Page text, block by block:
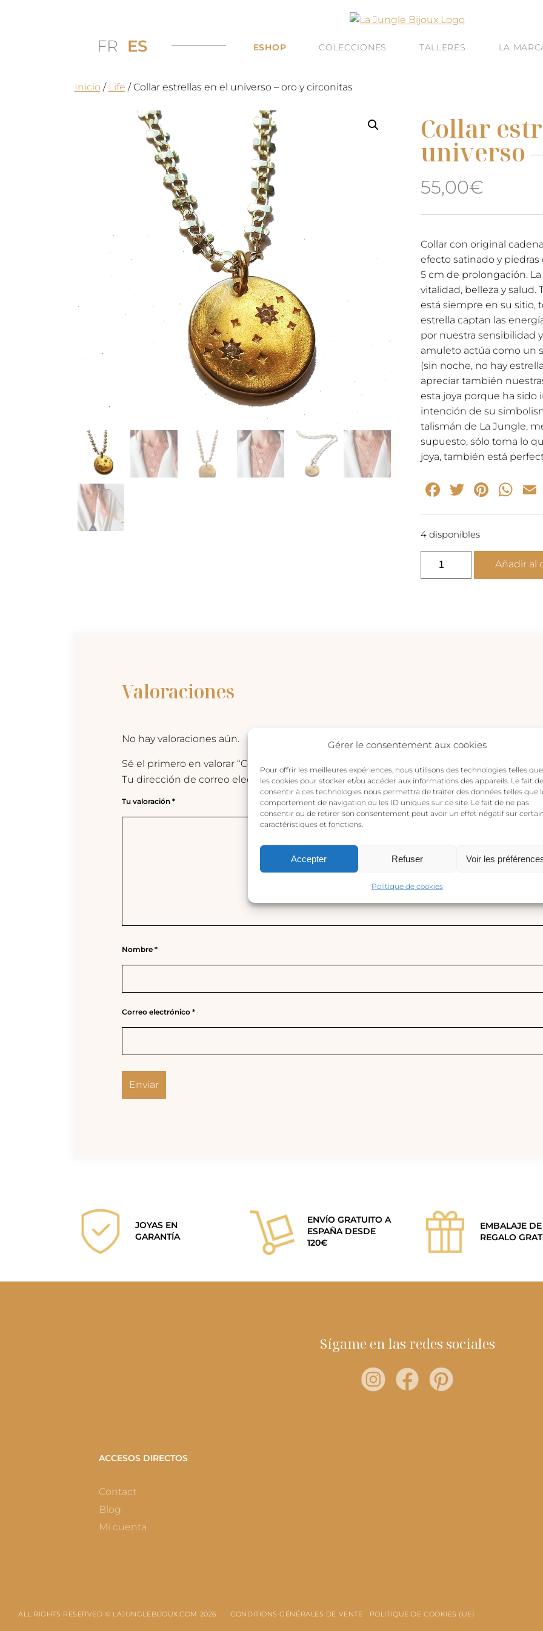
Gérer le consentement aux cookies
Pour offrir les meilleures expériences, nous utilisons des technologies telles que
les cookies pour stocker et/ou accéder aux informations des appareils. Le fait de
consentir à ces technologies nous permettra de traiter des données telles que
comportement de navigation ou les ID uniques sur ce site. Le fait de ne pas
consentir ou de retirer son consentement peut avoir un effet négatif sur
caractéristiques et fonctions.
Accepter Refuser Voir les
Politique de cookies
FR ES ESHOP COLECCIONES TALLERES LA
Inicio / Life / Collar estrellas en el universo – oro y circonitas
Collar
universo
55,00€
Collar con original
efecto satinado y
5 cm de prolongación.
vitalidad, belleza y
está siempre en su sitio,
estrella captan las
por nuestra sensibilidad
amuleto actúa como un
(sin noche, no hay
apreciar también
esta joya porque ha
intención de su
talismán de La Jungle,
supuesto, sólo toma lo
joya, también está
Facebook
Twitter
4 disponibles
Añadir al
Valoraciones
No hay valoraciones aún.
Sé el primero en valorar “Collar estrellas en el universo – oro y circonitas”
Tu dirección de correo electrónico no será publicada. Los campos obligatorios están
Tu valoración *
Nombre *
Correo electrónico *
JOYAS EN
GARANTÍA
ENVÍO GRATUITO A
ESPAÑA DESDE
120€
EMBALAJE DE
REGALO
Sígame en las redes sociales
ACCESOS DIRECTOS
Contact
Blog
Mi cuenta
ALL RIGHTS RESERVED © LAJUNGLEBIJOUX.COM 2026 CONDITIONS GÉNÉRALES DE VENTE POLITIQUE DE COOKIES (UE)